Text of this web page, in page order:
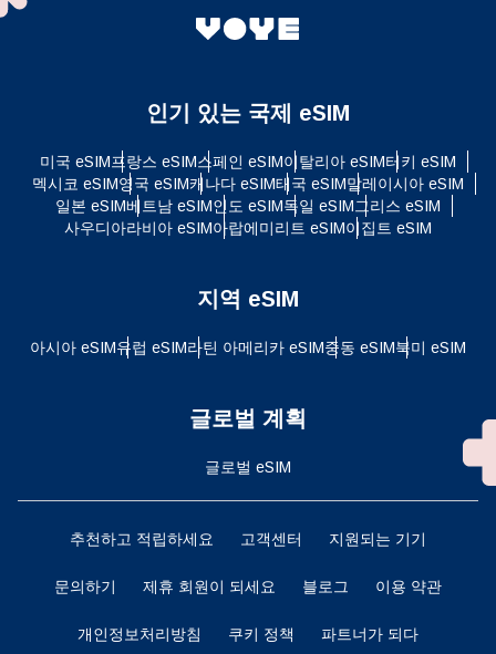
인기 있는 국제 eSIM
미국 eSIM프랑스 eSIM스페인 eSIM이탈리아 eSIM터키 eSIM
멕시코 eSIM영국 eSIM캐나다 eSIM태국 eSIM말레이시아 eSIM
일본 eSIM베트남 eSIM인도 eSIM독일 eSIM그리스 eSIM
사우디아라비아 eSIM아랍에미리트 eSIM이집트 eSIM
지역 eSIM
아시아 eSIM유럽 ​​eSIM라틴 아메리카 eSIM중동 eSIM북미 eSIM
글로벌 계획
글로벌 eSIM
추천하고 적립하세요 고객센터 지원되는 기기
문의하기 제휴 회원이 되세요 블로그 이용 약관
개인정보처리방침 쿠키 정책 파트너가 되다